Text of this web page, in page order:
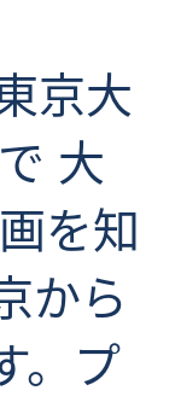
京大
大
を知
から
。プ